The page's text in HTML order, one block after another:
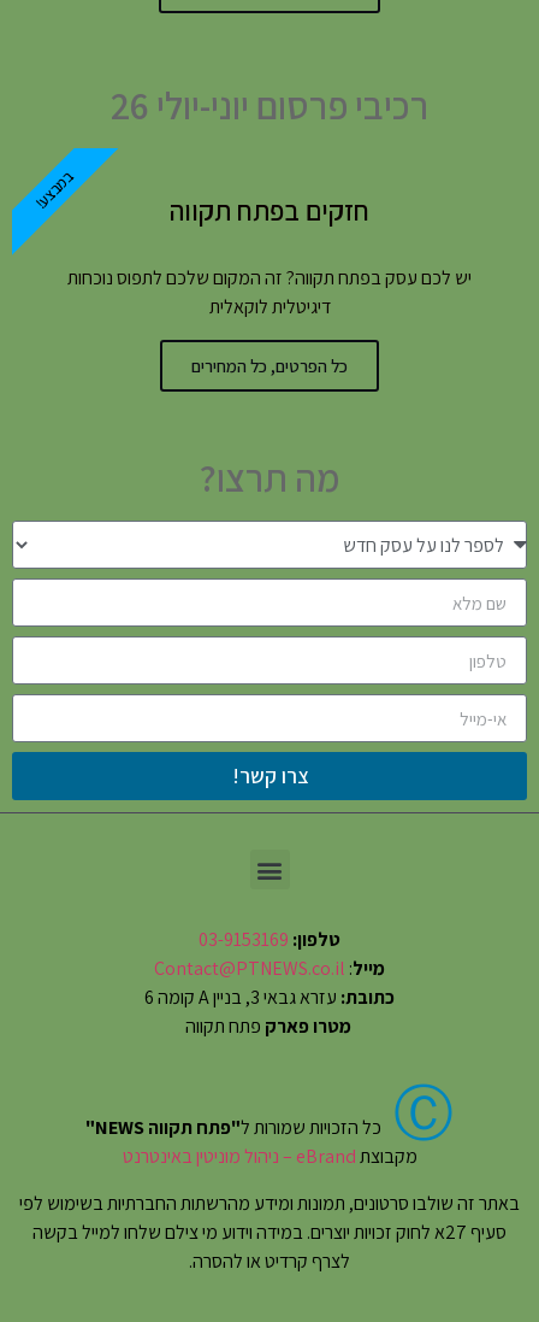
רכיבי פרסום יוני-יולי 26
חזקים בפתח תקווה
יש לכם עסק בפתח תקווה? זה המקום שלכם לתפוס נוכחות
דיגיטלית לוקאלית
כל הפרטים, כל המחירים
במבצע!
מה תרצו?
צרו קשר!
טלפון: 03-9153169
מייל:
Contact@PTNEWS.co.il
כתובת: עזרא גבאי 3, בניין A קומה 6
מטרו פארק פתח תקווה
Ⓒ כל הזכויות שמורות ל"פתח תקווה NEWS"
מקבוצתeBrand – ניהול מוניטין באינטרנט
באתר זה שולבו סרטונים, תמונות ומידע מהרשתות החברתיות בשימוש לפי
סעיף 27א לחוק זכויות יוצרים. במידה וידוע מי צילם שלחו למייל בקשה
לצרף קרדיט או להסרה.